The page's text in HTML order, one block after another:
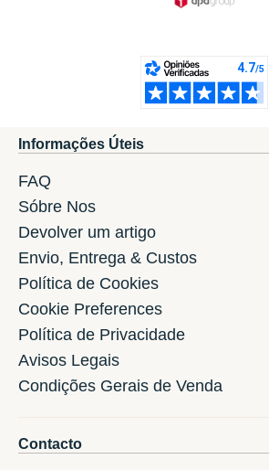
Informações Úteis
FAQ
Sóbre Nos
Devolver um artigo
Envio, Entrega & Custos
Política de Cookies
Cookie Preferences
Política de Privacidade
Avisos Legais
Condições Gerais de Venda
Contacto